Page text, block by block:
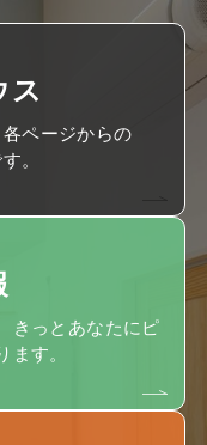
ス
ページからの
。
きっとあなたにピ
す。